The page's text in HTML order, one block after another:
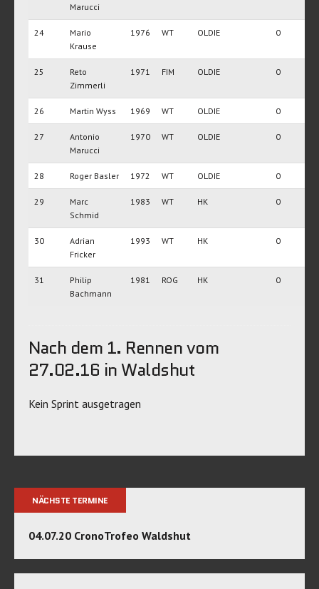
Marucci
24
Mario
Krause
1976 WT OLDIE 0
25
Reto
Zimmerli
1971 FIM OLDIE 0
26 Martin Wyss 1969 WT OLDIE 0
27
Antonio
Marucci
1970 WT OLDIE 0
28 Roger Basler 1972 WT OLDIE 0
29
Marc
Schmid
1983 WT HK 0
30
Adrian
Fricker
1993 WT HK 0
31
Philip
Bachmann
1981 ROG HK 0
Nach dem 1. Rennen vom
27.02.16 in Waldshut
Kein Sprint ausgetragen
NÄCHSTE TERMINE
04.07.20 CronoTrofeo Waldshut